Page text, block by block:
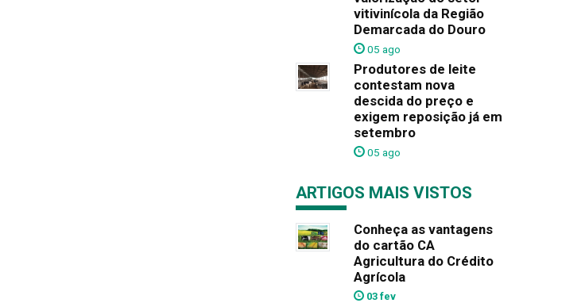
vitivinícola da Região
Demarcada do Douro
05 ago
Produtores de leite
contestam nova
descida do preço e
exigem reposição já em
setembro
05 ago
ARTIGOS MAIS VISTOS
Conheça as vantagens
do cartão CA
Agricultura do Crédito
Agrícola
03 fev